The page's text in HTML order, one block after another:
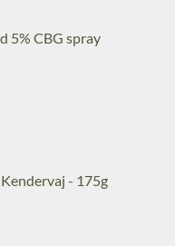
5% CBG spray
- 175g